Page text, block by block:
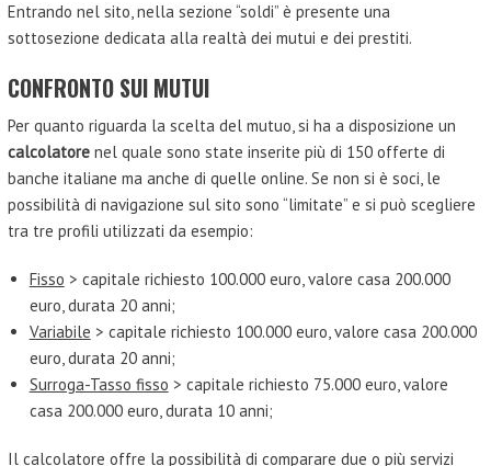
Entrando nel sito, nella sezione “soldi” è presente una
sottosezione dedicata alla realtà dei mutui e dei prestiti.
CONFRONTO SUI MUTUI
Per quanto riguarda la scelta del mutuo, si ha a disposizione un
calcolatorenel quale sono state inserite più di 150 offerte di
banche italiane ma anche di quelle online. Se non si è soci, le
possibilità di navigazione sul sito sono “limitate” e si può scegliere
tra tre profili utilizzati da esempio:
Fisso > capitale richiesto 100.000 euro, valore casa 200.000
euro, durata 20 anni;
Variabile > capitale richiesto 100.000 euro, valore casa 200.000
euro, durata 20 anni;
Surroga-Tasso fisso > capitale richiesto 75.000 euro, valore
casa 200.000 euro, durata 10 anni;
Il calcolatore offre la possibilità di comparare due o più servizi